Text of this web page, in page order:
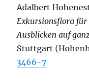
Adalbert
Exkursionsflora
Ausblicken auf
Stuttgart
3466-7